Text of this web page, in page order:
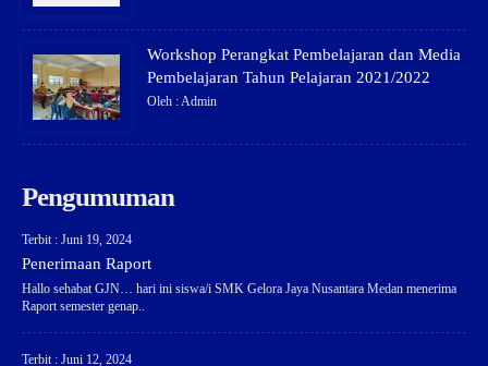
Workshop Perangkat Pembelajaran dan Media
Pembelajaran Tahun Pelajaran 2021/2022
Oleh : Admin
Pengumuman
Terbit : Juni 19, 2024
Penerimaan Raport
Hallo sehabat GJN… hari ini siswa/i SMK Gelora Jaya Nusantara Medan menerima
Raport semester genap..
Terbit : Juni 12, 2024